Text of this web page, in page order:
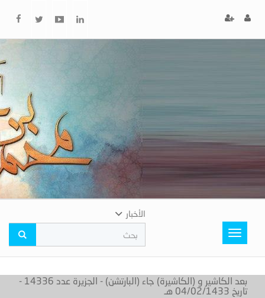
Toggle
navigation
الأخبار
بعد الكاشير و (الكاشيرة) جاء (البارتشن) - الجزيرة عدد 14336 -
تاريخ 04/02/1433 هـ